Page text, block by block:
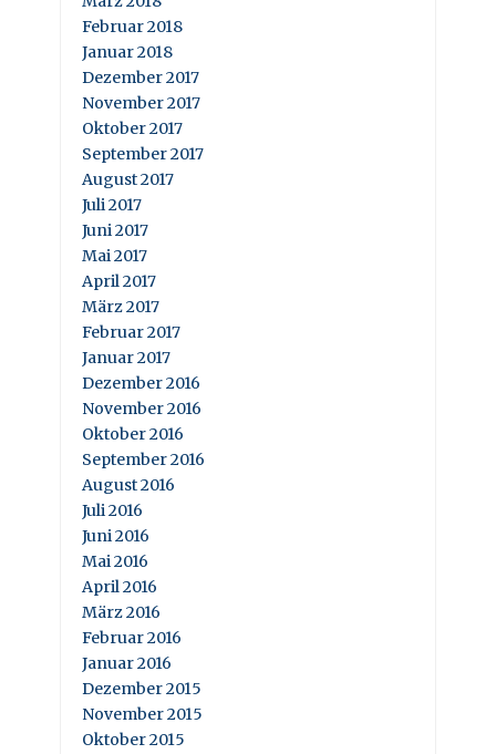
Februar 2018
Januar 2018
Dezember 2017
November 2017
Oktober 2017
September 2017
August 2017
Juli 2017
Juni 2017
Mai 2017
April 2017
März 2017
Februar 2017
Januar 2017
Dezember 2016
November 2016
Oktober 2016
September 2016
August 2016
Juli 2016
Juni 2016
Mai 2016
April 2016
März 2016
Februar 2016
Januar 2016
Dezember 2015
November 2015
Oktober 2015